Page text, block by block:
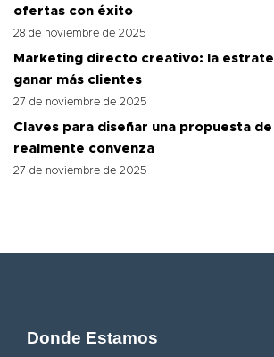
ofertas con éxito
28 de noviembre de 2025
Marketing directo creativo: la
ganar más clientes
27 de noviembre de 2025
Claves para diseñar una propuesta
realmente convenza
27 de noviembre de 2025
Donde Estamos